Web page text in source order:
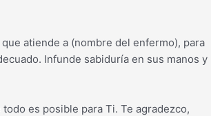
atiende a (nombre del enfermo), para
Infunde sabiduría en sus manos y
es posible para Ti. Te agradezco,